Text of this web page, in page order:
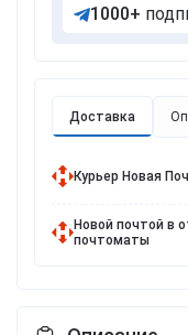
Доставка
Курьер Новая
Новой почтой в
почтоматы
1000+